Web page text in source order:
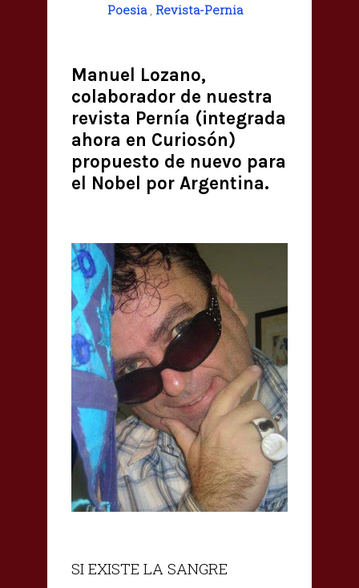
Poesia, Revista-Pernia
Manuel Lozano,
colaborador de nuestra
revista Pernía (integrada
ahora en Curiosón)
propuesto de nuevo para
el Nobel por Argentina.
SI EXISTE LA SANGRE